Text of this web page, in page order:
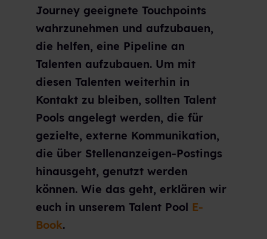
Journey geeignete Touchpoints
wahrzunehmen und aufzubauen,
die helfen, eine Pipeline an
Talenten aufzubauen. Um mit
diesen Talenten weiterhin in
Kontakt zu bleiben, sollten Talent
Pools angelegt werden, die für
gezielte, externe Kommunikation,
die über Stellenanzeigen-Postings
hinausgeht, genutzt werden
können. Wie das geht, erklären wir
euch in unserem Talent Pool E-
Book.